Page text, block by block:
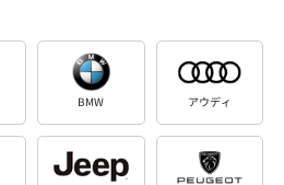
BMW アウディ